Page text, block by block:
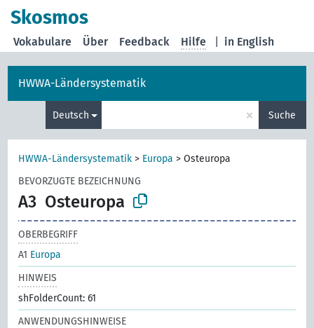
Skosmos
in English
Vokabulare Über Feedback Hilfe
HWWA-Ländersystematik
Deutsch × Suche
HWWA-Ländersystematik > Europa >Osteuropa
BEVORZUGTE BEZEICHNUNG
A3 Osteuropa
OBERBEGRIFF
A1 Europa
HINWEIS
shFolderCount: 61
ANWENDUNGSHINWEISE